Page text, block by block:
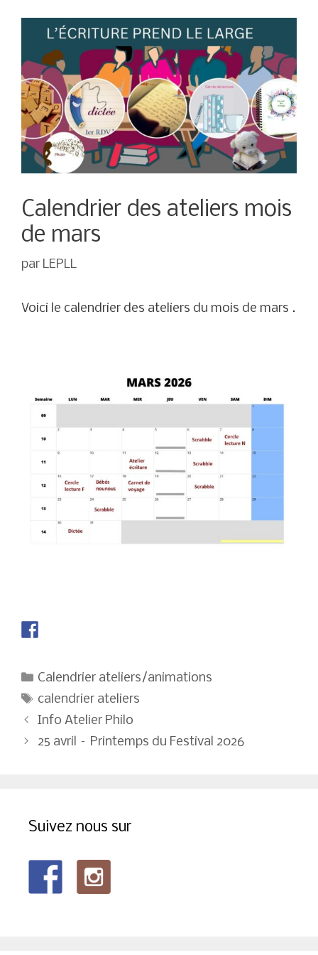
Calendrier des ateliers mois
de mars
par LEPLL
Voici le calendrier des ateliers du mois de mars .
Catégories
Calendrier ateliers/animations
Étiquettes
calendrier ateliers
Navigation
des
Info Atelier Philo
25 avril – Printemps du Festival 2026
Suivez nous sur